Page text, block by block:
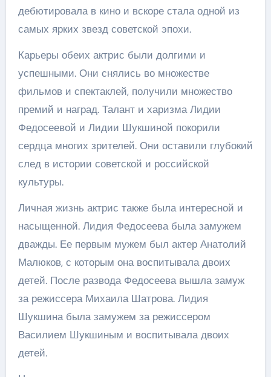
дебютировала в кино и вскоре стала одной из
самых ярких звезд советской эпохи.
Карьеры обеих актрис были долгими и
успешными. Они снялись во множестве
фильмов и спектаклей, получили множество
премий и наград. Талант и харизма Лидии
Федосеевой и Лидии Шукшиной покорили
сердца многих зрителей. Они оставили глубокий
след в истории советской и российской
культуры.
Личная жизнь актрис также была интересной и
насыщенной. Лидия Федосеева была замужем
дважды. Ее первым мужем был актер Анатолий
Малюков, с которым она воспитывала двоих
детей. После развода Федосеева вышла замуж
за режиссера Михаила Шатрова. Лидия
Шукшина была замужем за режиссером
Василием Шукшиным и воспитывала двоих
детей.